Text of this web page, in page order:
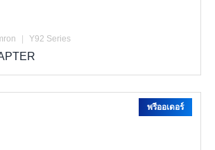
| Y92 Series
พรีออเดอร์